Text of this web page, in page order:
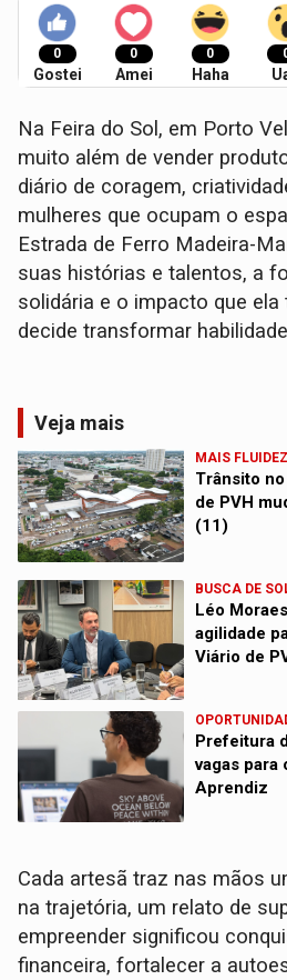
0
Gostei
0
Amei
0
Haha
Na Feira do Sol, em Porto
muito além de vender
diário de coragem,
mulheres que ocupam o
Estrada de Ferro Madeira-
suas histórias e talentos, a
solidária e o impacto que ela
decide transformar
Veja mais
MAIS FLUIDEZ
Trânsito
de PVH
(11)
BUSCA DE
Léo
agilidade
Viário de
Prefeitura
vagas para
Aprendiz
Cada artesã traz nas mãos
na trajetória, um relato de
empreender significou
financeira, fortalecer a